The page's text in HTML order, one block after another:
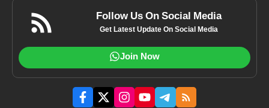
Follow Us On Social Media
Get Latest Update On Social Media
Join Now